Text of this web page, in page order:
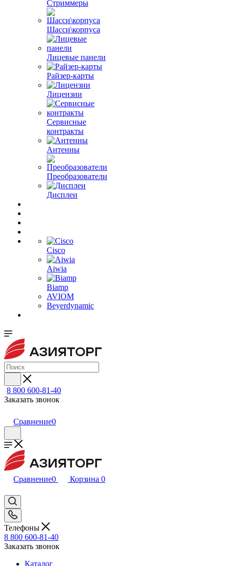
Стриммеры
Шасси\корпуса
Лицевые панели
Райзер-карты
Лицензии
Сервисные
контракты
Антенны
Преобразователи
Дисплеи
Cisco
Aiwia
Biamp
AVIOM
Beyerdynamic
8 800 600-81-40
Заказать звонок
Сравнение0
Сравнение0 Корзина 0
Телефоны
8 800 600-81-40
Заказать звонок
Каталог